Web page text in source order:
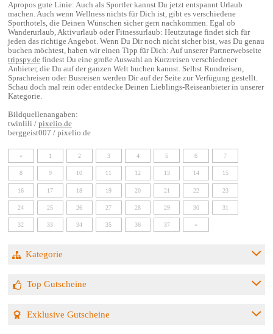
Apropos gute Linie: Auch als Sportler kannst Du jetzt entspannt Urlaub
machen. Auch wenn Wellness nichts für Dich ist, gibt es verschiedene
Sporthotels, die Deinen Wünschen sicher gern nachkommen. Egal ob
Wanderurlaub, Aktivurlaub oder Fitnessurlaub: Heutzutage findet sich für
jeden das richtige Angebot. Wenn Du Dir noch nicht sicher bist, was Du genau
buchen möchtest, haben wir einen Tipp für Dich: Auf unserer Partnerwebseite
tripspy.defindest Du eine große Auswahl an Kurzreisen verschiedener
Anbieter, die Du auf der ganzen Welt buchen kannst. Selbst Rundreisen,
Sprachreisen oder Busreisen werden Dir auf der Seite zur Verfügung gestellt.
Schau doch mal rein oder entdecke Deinen Lieblings-Reiseanbieter in unserer
Kategorie.
Bildquellenangaben:
twinlili / pixelio.de
berggeist007 / pixelio.de
« 1 2 3 4 5 6 7
8 9 10 11 12 13 14 15
16 17 18 19 20 21 22 23
24 25 26 27 28 29 30 31
32 33 34 35 36 37 »
Kategorie
Top Gutscheine
Exklusive Gutscheine